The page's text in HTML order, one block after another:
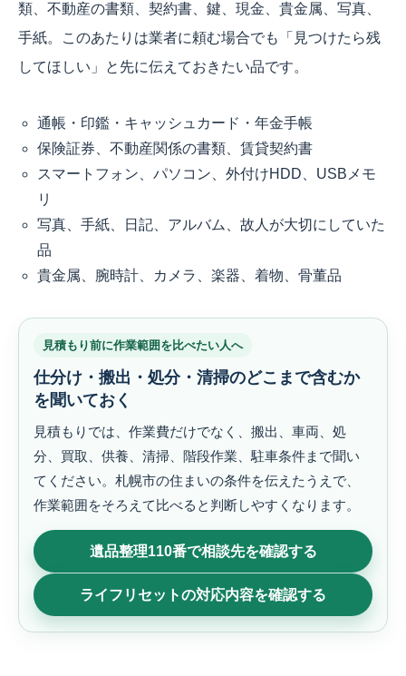
類、不動産の書類、契約書、鍵、現金、貴金属、写真、
手紙。このあたりは業者に頼む場合でも「見つけたら残
してほしい」と先に伝えておきたい品です。
通帳・印鑑・キャッシュカード・年金手帳
保険証券、不動産関係の書類、賃貸契約書
スマートフォン、パソコン、外付けHDD、USBメモ
リ
写真、手紙、日記、アルバム、故人が大切にしていた
品
貴金属、腕時計、カメラ、楽器、着物、骨董品
見積もり前に作業範囲を比べたい人へ
仕分け・搬出・処分・清掃のどこまで含むか
を聞いておく
見積もりでは、作業費だけでなく、搬出、車両、処
分、買取、供養、清掃、階段作業、駐車条件まで聞い
てください。札幌市の住まいの条件を伝えたうえで、
作業範囲をそろえて比べると判断しやすくなります。
遺品整理110番で相談先を確認する
ライフリセットの対応内容を確認する